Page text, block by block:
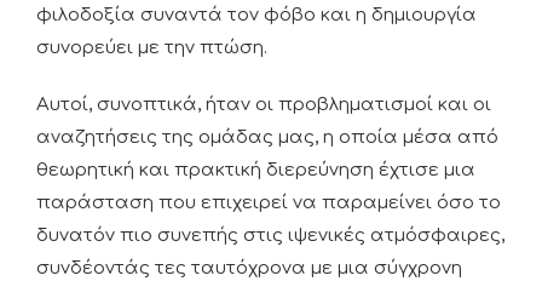
φιλοδοξία συναντά τον φόβο και η δημιουργία
συνορεύει με την πτώση.
Αυτοί, συνοπτικά, ήταν οι προβληματισμοί και οι
αναζητήσεις της ομάδας μας, η οποία μέσα από
θεωρητική και πρακτική διερεύνηση έχτισε μια
παράσταση που επιχειρεί να παραμείνει όσο το
δυνατόν πιο συνεπής στις ιψενικές ατμόσφαιρες,
συνδέοντάς τες ταυτόχρονα με μια σύγχρονη